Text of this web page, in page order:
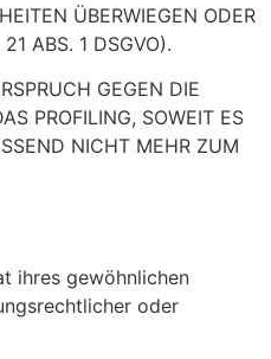
ÜBERWIEGEN ODER
ABS. 1 DSGVO).
GEGEN DIE
PROFILING, SOWEIT ES
NICHT MEHR ZUM
ihres gewöhnlichen
oder